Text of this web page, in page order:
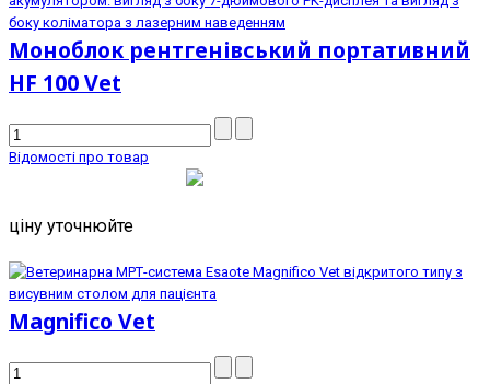
Моноблок рентгенівський портативний
HF 100 Vet
Відомості про товар
ціну уточнюйте
Magnifico Vet